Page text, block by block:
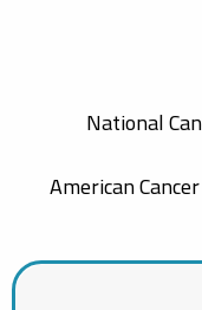
National
American